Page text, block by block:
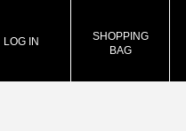
LOG IN
SHOPPING
BAG